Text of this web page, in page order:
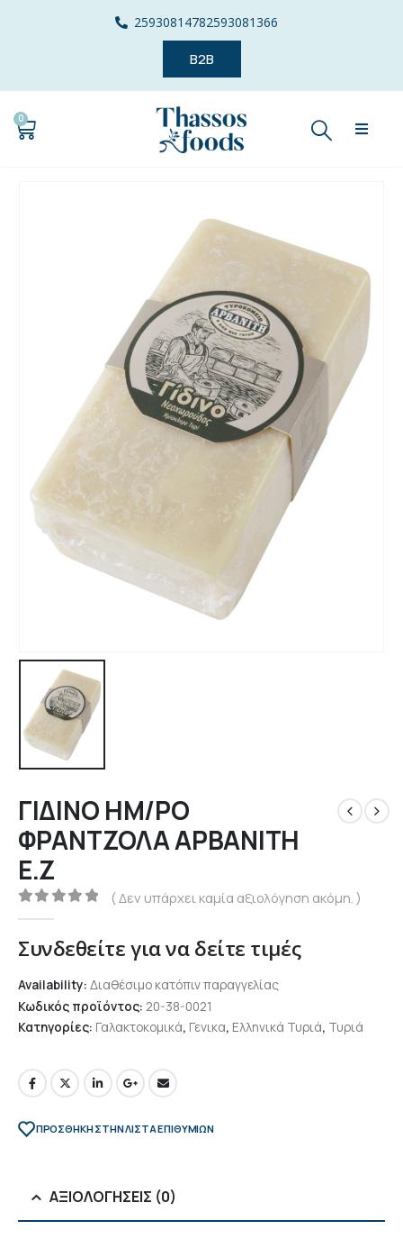
25930814782593081366
B2B
0
ΓΙΔΙΝΟ ΗΜ/ΡΟ
ΦΡΑΝΤΖΟΛΑ ΑΡΒΑΝΙΤΗ
Ε.Ζ
0out of 5
( Δεν υπάρχει καμία αξιολόγηση ακόμη. )
Συνδεθείτε για να δείτε τιμές
Availability: Διαθέσιμο κατόπιν παραγγελίας
Κωδικός προϊόντος: 20-38-0021
Κατηγορίες: Γαλακτοκομικά, Γενικα, Ελληνικά Τυριά, Τυριά
ΠΡΌΣΘΉΚΗ ΣΤΗΝ ΛΊΣΤΑ ΕΠΙΘΥΜΙΏΝ
ΑΞΙΟΛΟΓΉΣΕΙΣ (0)